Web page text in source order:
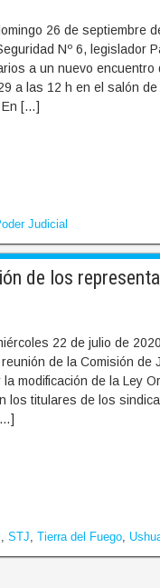
26 de septiembre
Nº 6, legislador
a un nuevo
a las 12 h en el salón
[…]
Judicial
de los
22 de julio de
de la Comisión de
modificación de la Ley
los titulares de los
, STJ, Tierra del Fuego,